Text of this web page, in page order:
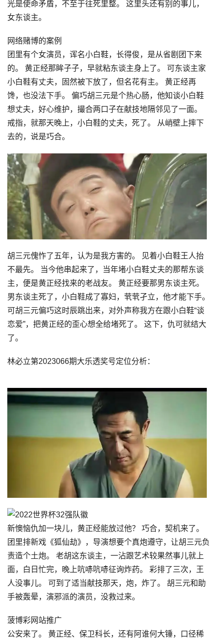
光是使命矛盾，不至于往死里整。 这里头还有别的事儿，
女东谈主。
网络赌博的案例
团里有个女演员，诨名小白鞋，长得俊，是从省剧团下来
的。 黄正经那眸子子，早就粘东谈主身上了。 可东谈主家
小白鞋有丈夫，固然被下放了，但名花有主。 黄正经再
馋，也没法下手。 偏巧胡三元是个热心肠，他知谈小白鞋
想丈夫，好心维护，撮合两口子在献技地隔邻见了一面。
戒指，就那天晚上，小白鞋的丈夫，死了。 从峭壁上摔下
去的，说是巧合。
胡三元傀怍了五年，认为是我方害的。 见着小白鞋王人抬
不最先。 当今他串起来了，当年堵小白鞋丈夫的那帮东谈
主，便是黄正经找来的老战友。 黄正经要那男东谈主死。
男东谈主死了，小白鞋成了寡妇，茕茕孑立，他才能下手。
可胡三元偏巧这时辰跳出来，对外声称我方在跟小白鞋“谈
恋爱”，把黄正经的歪心想全给堵死了。 这下，仇可就结大
了。
林必立第2023066期大乐透奖号定位分析：
新懊恼仇加一块儿，黄正经能放过他？ 巧合，契机来了。
团里排新戏《狐仙劫》，导演想要个真炮遵守，让胡三元负
责造个土炮。 老胡这东谈主，一沾跟艺术较果然事儿就上
面，白日忙完，晚上吭哧吭哧征询炸药。 彩排了三次，王
人没事儿。 可到了适当献技那天，炮，炸了。 胡三元和助
手被轰晕，演邪派的演员，没救过来。
菠博彩网站推广
公安来了。 黄正经、保卫科长，还有阿谁何大锤，口径稀